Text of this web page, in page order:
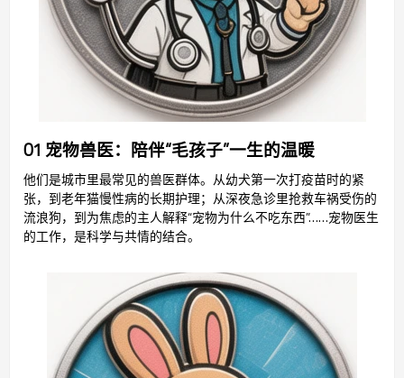
01 宠物兽医：陪伴“毛孩子”一生的温暖
他们是城市里最常见的兽医群体。从幼犬第一次打疫苗时的紧
张，到老年猫慢性病的长期护理；从深夜急诊里抢救车祸受伤的
流浪狗，到为焦虑的主人解释“宠物为什么不吃东西”……宠物医生
的工作，是科学与共情的结合。